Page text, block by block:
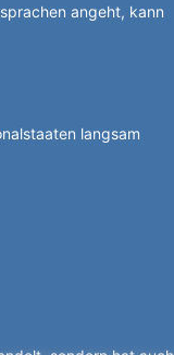
angeht, kann
langsam